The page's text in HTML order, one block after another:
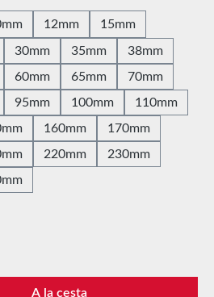
12mm 15mm
30mm 35mm
38mm
60mm 65mm
70mm
95mm 100mm
110mm
160mm
170mm
220mm
230mm
la cantidad
A la cesta